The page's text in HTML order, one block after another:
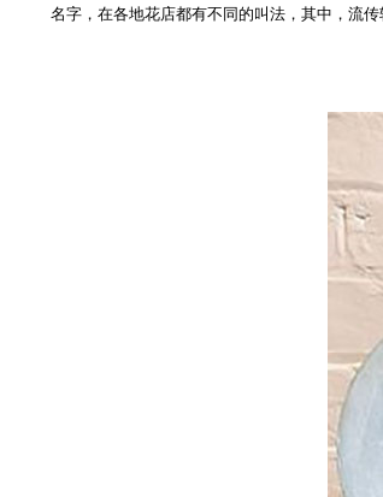
名字，在各地花店都有不同的叫法，其中，流传